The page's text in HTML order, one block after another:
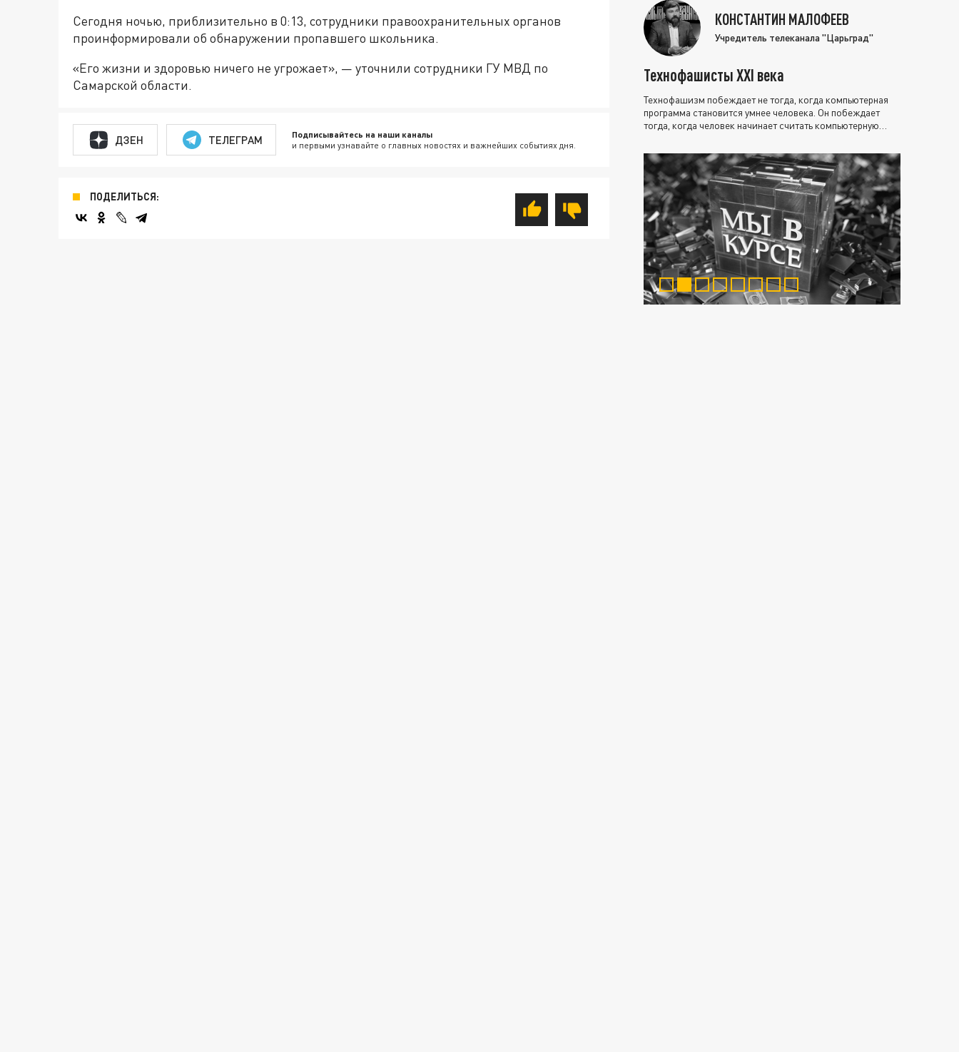
Сегодня ночью, приблизительно в 0:13, сотрудники правоохранительных органов
проинформировали об обнаружении пропавшего школьника.
«Его жизни и здоровью ничего не угрожает», — уточнили сотрудники ГУ МВД по
Самарской области.
ДЗЕН ТЕЛЕГРАМ Подписывайтесь на наши каналы
и первыми узнавайте о главных новостях и важнейших событиях дня.
ПОДЕЛИТЬСЯ:
КОНСТАНТИН МАЛОФЕЕВ
Учредитель телеканала "Царьград"
Технофашисты XXI века
Технофашизм побеждает не тогда, когда компьютерная
программа становится умнее человека. Он побеждает
тогда, когда человек начинает считать компьютерную